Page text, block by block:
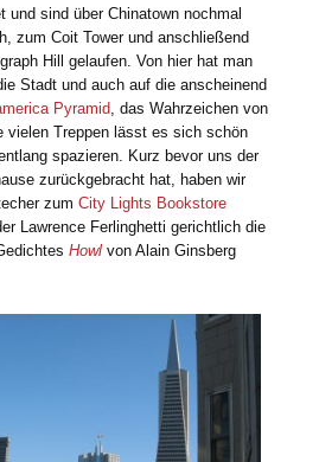
und sind über Chinatown nochmal
zum Coit Tower und anschließend
Hill gelaufen. Von hier hat man
Stadt und auch auf die anscheinend
Pyramid , das Wahrzeichen von
vielen Treppen lässt es sich schön
spazieren. Kurz bevor uns der
zurückgebracht hat, haben wir
zumCity Lights Bookstore
Lawrence Ferlinghetti gerichtlich die
Howl von Alain Ginsberg